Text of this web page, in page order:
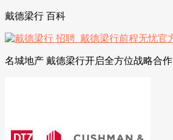
戴德梁行 百科
名城地产 戴德梁行开启全方位战略合作